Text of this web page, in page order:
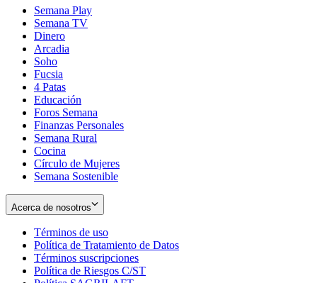
Semana Play
Semana TV
Dinero
Arcadia
Soho
in
new
window
Fucsia
in
new
window
4 Patas
Educación
Foros Semana
Finanzas Personales
Semana Rural
Cocina
Círculo de Mujeres
Semana Sostenible
Acerca de nosotros
Términos de uso
in
new
window
Política de Tratamiento de Datos
Términos suscripciones
in
Política de Riesgos C/ST